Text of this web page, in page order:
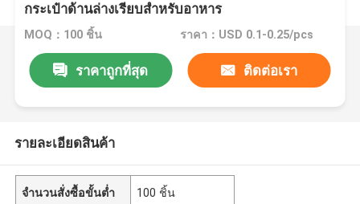
กระเป๋าด้านล่างเรียบสําหรับอาหาร
MOQ：100 ชิ้น ราคา：USD 0.1-0.25/pcs
ราคาถูกที่สุด ติดต่อเรา
รายละเอียดสินค้า
จำนวนสั่งซื้อขั้นต่ำ 100 ชิ้น